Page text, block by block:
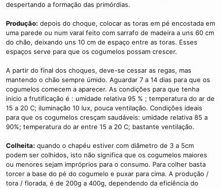
despertando a formação das primórdias.
Produção: depois do choque, colocar as toras em pé encostada em
uma parede ou num varal feito com sarrafo de madeira a uns 60 cm
do chão, deixando uns 10 cm de espaço entre as toras. Esses
espaços serve para que os cogumelos possam crescer.
A partir do final dos choques, deve-se cessar as regas, mas
mantendo o chão sempre úmido. Aguardar 7 a 14 dias para que os
cogumelos comecem a aparecer. As condições para que tenha
inicio a frutificação é : umidade relativa 95 % ; temperatura do ar de
15 a 20 C; iluminação 10 lux, pouca ventilação. Condições ideais
para que os cogumelos cresçam saudáveis: umidade relativa 85 a
90%; temperatura do ar entre 15 a 20 C; bastante ventilação.
Colheita: quando o chapéu estiver com diâmetro de 3 a 5cm
podem ser colhidos, isto não significa que os cogumelos maiores
ou menores sejam impróprios para o consumo. Para colher basta
torcer a base do pé do cogumelo e puxar para cima. A produção /
tora / florada, é de 200g a 400g, dependendo da eficiência do